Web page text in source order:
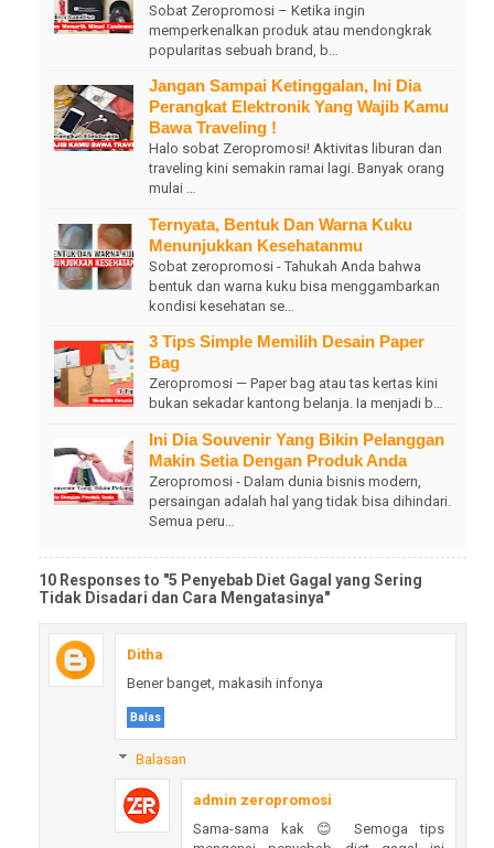
Sobat Zeropromosi – Ketika ingin
memperkenalkan produk atau mendongkrak
popularitas sebuah brand, b…
Jangan Sampai Ketinggalan, Ini Dia
Perangkat Elektronik Yang Wajib Kamu
Bawa Traveling !
Halo sobat Zeropromosi! Aktivitas liburan dan
traveling kini semakin ramai lagi. Banyak orang
mulai …
Ternyata, Bentuk Dan Warna Kuku
Menunjukkan Kesehatanmu
Sobat zeropromosi - Tahukah Anda bahwa
bentuk dan warna kuku bisa menggambarkan
kondisi kesehatan se…
3 Tips Simple Memilih Desain Paper
Bag
Zeropromosi — Paper bag atau tas kertas kini
bukan sekadar kantong belanja. Ia menjadi b…
Ini Dia Souvenir Yang Bikin Pelanggan
Makin Setia Dengan Produk Anda
Zeropromosi - Dalam dunia bisnis modern,
persaingan adalah hal yang tidak bisa dihindari.
Semua peru…
10 Responses to "5 Penyebab Diet Gagal yang Sering
Tidak Disadari dan Cara Mengatasinya"
Ditha
Bener banget, makasih infonya
Balas
Balasan
admin zeropromosi
Sama-sama kak 😊 Semoga tips